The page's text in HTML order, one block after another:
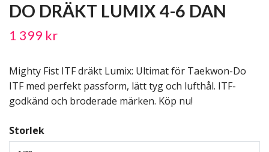
DO DRÄKT LUMIX 4-6 DAN
1 399 kr
Mighty Fist ITF dräkt Lumix: Ultimat för Taekwon-Do
ITF med perfekt passform, lätt tyg och lufthål. ITF-
godkänd och broderade märken. Köp nu!
Storlek